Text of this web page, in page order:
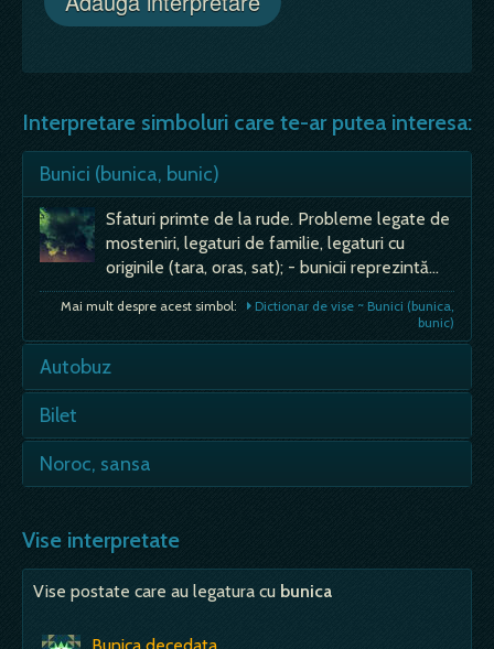
Interpretare simboluri care te-ar putea interesa:
Bunici (bunica, bunic)
Sfaturi primte de la rude. Probleme legate de
mosteniri, legaturi de familie, legaturi cu
originile (tara, oras, sat); - bunicii reprezintă…
Mai mult despre acest simbol:
Dictionar de vise ~ Bunici (bunica,
bunic)
Autobuz
asteptând - nerabdare, asteptarea unor
evenimente de natura emotionala,
sentimentala sau chiar sociala; - calatorind…
Bilet
- de intrare, de autobuz - permisiune, accept,
acord, împacare, întelegere, negociere; - scris-
Mai mult despre acest simbol:
Noroc, sansa
inseamna ca iti plangi de mila. Dai vina cu
repeziuciune pe altcineva pentru…
Mai mult despre acest simbol: Dictionar de vise ~ Noroc, sansa
Vise interpretate
Vise postate care au legatura cu bunica